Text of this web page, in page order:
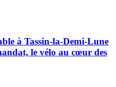
à Tassin-la-Demi-Lune
le vélo au cœur des